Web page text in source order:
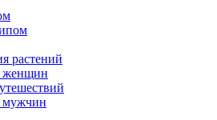
растений
женщин
мужчин